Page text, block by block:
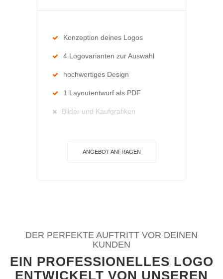
Konzeption deines Logos
4 Logovarianten zur Auswahl
hochwertiges Design
1 Layoutentwurf als PDF
Bilder und Kaufgrafiken
ANGEBOT ANFRAGEN
DER PERFEKTE AUFTRITT VOR DEINEN
KUNDEN
EIN PROFESSIONELLES LOGO
ENTWICKELT VON UNSEREN